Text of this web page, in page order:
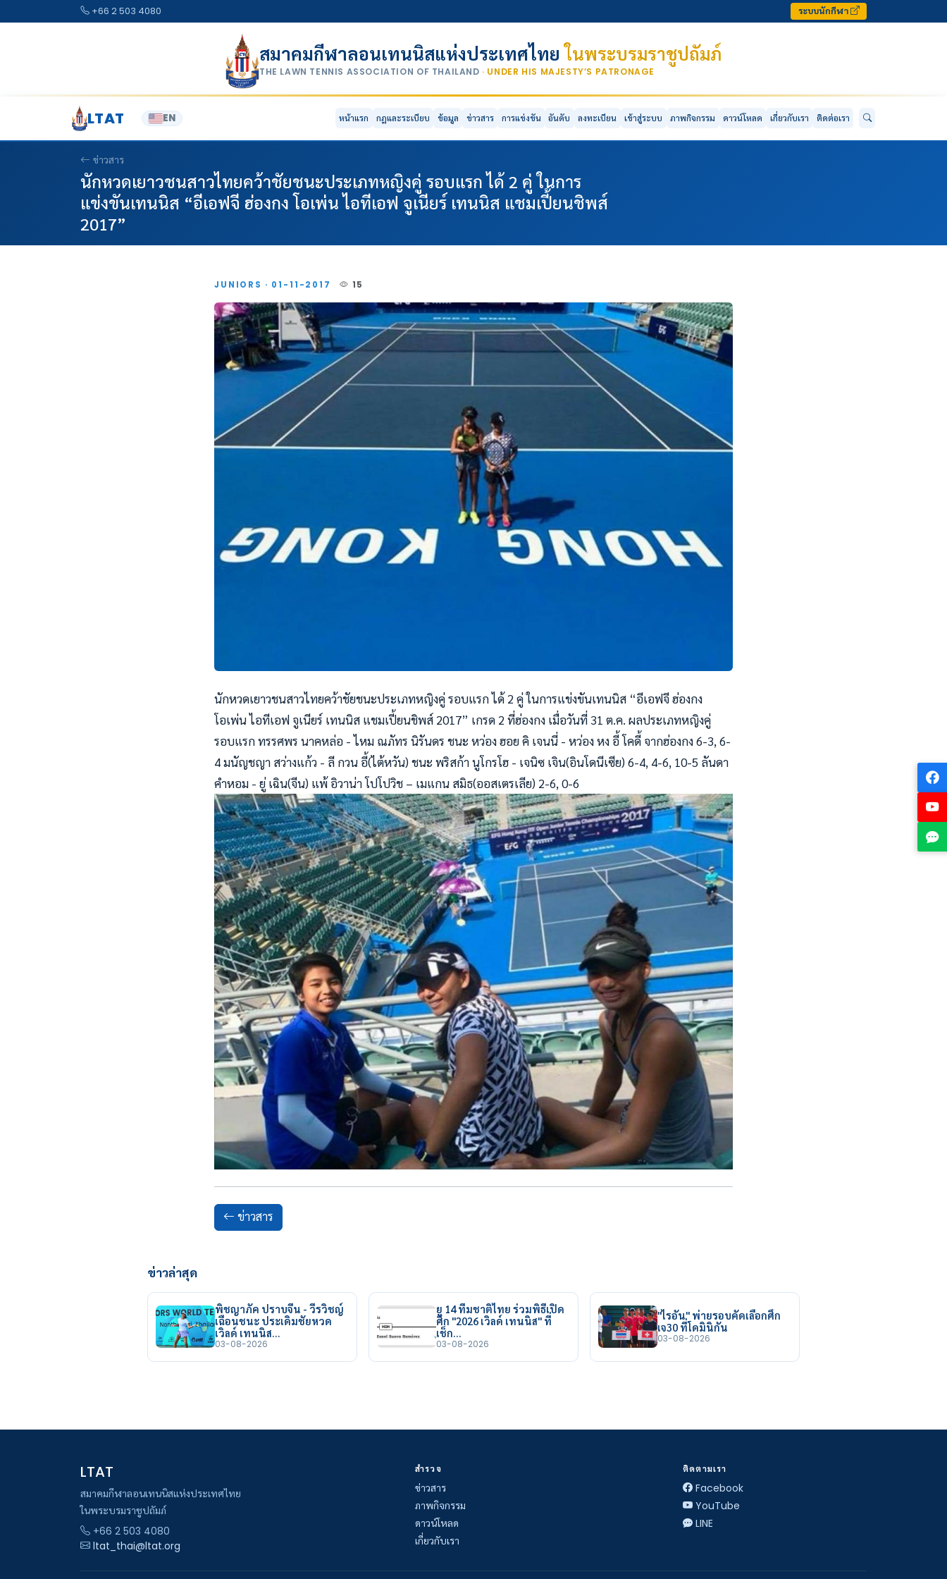
+66 2 503 4080 ระบบนักกีฬา
สมาคมกีฬาลอนเทนนิสแห่งประเทศไทยในพระบรมราชูปถัมภ์
THE LAWN TENNIS ASSOCIATION OF THAILAND · UNDER HIS MAJESTY’S PATRONAGE
LTAT EN หน้าแรก กฎและระเบียบ ข้อมูล ข่าวสาร การแข่งขัน อันดับ ลงทะเบียน เข้าสู่ระบบ ภาพกิจกรรม ดาวน์โหลด เกี่ยวกับเรา ติดต่อเรา
ข่าวสาร
นักหวดเยาวชนสาวไทยคว้าชัยชนะประเภทหญิงคู่ รอบแรก ได้ 2 คู่ ในการ
แข่งขันเทนนิส “อีเอฟจี ฮ่องกง โอเพ่น ไอทีเอฟ จูเนียร์ เทนนิส แชมเปี้ยนชิพส์
2017”
JUNIORS · 01-11-2017 15
นักหวดเยาวชนสาวไทยคว้าชัยชนะประเภทหญิงคู่ รอบแรก ได้ 2 คู่ ในการแข่งขันเทนนิส “อีเอฟจี ฮ่องกง
โอเพ่น ไอทีเอฟ จูเนียร์ เทนนิส แชมเปี้ยนชิพส์ 2017” เกรด 2 ที่ฮ่องกง เมื่อวันที่ 31 ต.ค. ผลประเภทหญิงคู่
รอบแรก ทรรศพร นาคหล่อ - ไหม ณภัทร นิรันดร ชนะ หว่อง ฮอย คิ เจนนี่ - หว่อง หง อี้ โคดี้ จากฮ่องกง 6-3, 6-
4 มนัญชญา สว่างแก้ว - ลี กวน อี้(ไต้หวัน) ชนะ พริสก้า นูโกรโฮ - เจนิซ เจิน(อินโดนีเซีย) 6-4, 4-6, 10-5 ลันดา
คำหอม - ยู่ เฉิน(จีน) แพ้ อิวาน่า โปโปวิช – เมแกน สมิธ(ออสเตรเลีย) 2-6, 0-6
ข่าวสาร
ข่าวล่าสุด
พิชญาภัค ปราบจีน - วีรวิชญ์
เฉือนชนะ ประเดิมชัยหวด
เวิลด์ เทนนิส…
03-08-2026
ยู 14 ทีมชาติไทย ร่วมพิธีเปิด
ศึก "2026 เวิลด์ เทนนิส" ที่
เช็ก…
03-08-2026
"ไรอัน" พ่ายรอบคัดเลือกศึก
เจ30 ที่โดมินิกัน
03-08-2026
LTAT
สมาคมกีฬาลอนเทนนิสแห่งประเทศไทย
ในพระบรมราชูปถัมภ์
+66 2 503 4080
ltat_thai@ltat.org
สำรวจ
ข่าวสาร
ภาพกิจกรรม
ดาวน์โหลด
เกี่ยวกับเรา
ติดตามเรา
Facebook
YouTube
LINE